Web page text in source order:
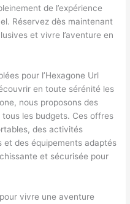
de l’expérience
Réservez dès maintenant
et vivre l’aventure en
pour l’Hexagone Url
en toute sérénité les
nous proposons des
les budgets. Ces offres
des activités
et des équipements adaptés
et sécurisée pour
vivre une aventure